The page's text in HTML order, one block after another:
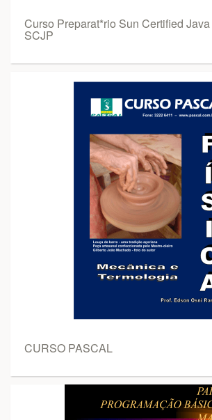
Curso Preparat*rio Sun Certified
SCJP
CURSO PASCAL